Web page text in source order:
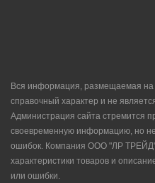
Вся информация, размещаемая на
справочный характер и не
Администрация сайта стремится
своевременную информацию, но
ошибок. Компания ООО "ЛР ТРЕЙД"
характеристики товаров и
или ошибки.